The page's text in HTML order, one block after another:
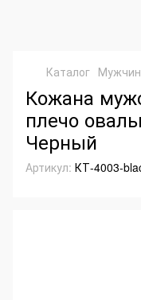
Каталог
Кожана
плечо
Черный
Артикул: КТ-4003-